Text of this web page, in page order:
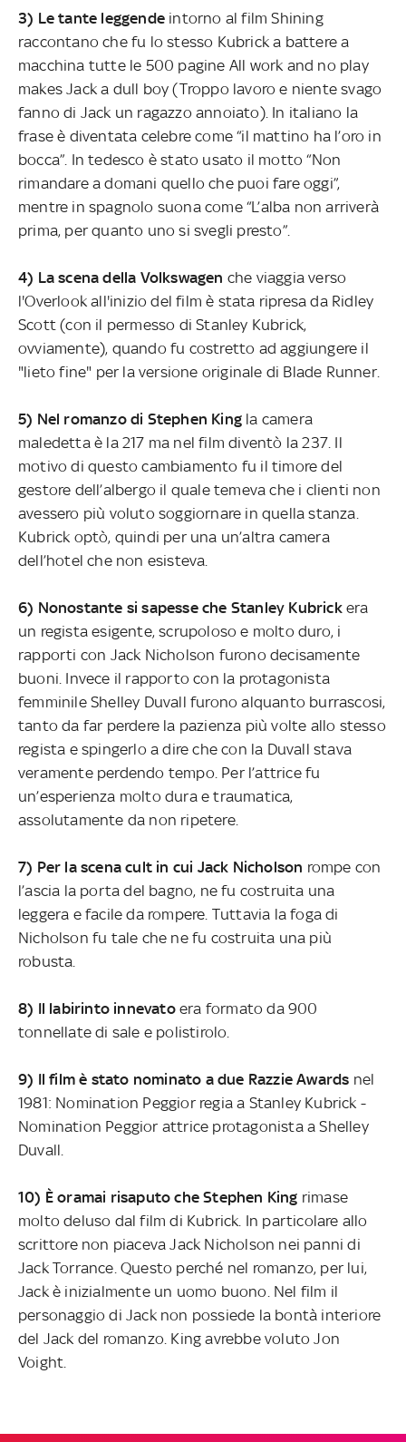
3) Le tante leggende intorno al film Shining
raccontano che fu lo stesso Kubrick a battere a
macchina tutte le 500 pagine All work and no play
makes Jack a dull boy (Troppo lavoro e niente svago
fanno di Jack un ragazzo annoiato). In italiano la
frase è diventata celebre come “il mattino ha l’oro in
bocca”. In tedesco è stato usato il motto “Non
rimandare a domani quello che puoi fare oggi”,
mentre in spagnolo suona come “L’alba non arriverà
prima, per quanto uno si svegli presto”.
4) La scena della Volkswagen che viaggia verso
l'Overlook all'inizio del film è stata ripresa da Ridley
Scott (con il permesso di Stanley Kubrick,
ovviamente), quando fu costretto ad aggiungere il
"lieto fine" per la versione originale di Blade Runner.
5) Nel romanzo di Stephen King la camera
maledetta è la 217 ma nel film diventò la 237. Il
motivo di questo cambiamento fu il timore del
gestore dell’albergo il quale temeva che i clienti non
avessero più voluto soggiornare in quella stanza.
Kubrick optò, quindi per una un’altra camera
dell’hotel che non esisteva.
6) Nonostante si sapesse che Stanley Kubrickera
un regista esigente, scrupoloso e molto duro, i
rapporti con Jack Nicholson furono decisamente
buoni. Invece il rapporto con la protagonista
femminile Shelley Duvall furono alquanto burrascosi,
tanto da far perdere la pazienza più volte allo stesso
regista e spingerlo a dire che con la Duvall stava
veramente perdendo tempo. Per l’attrice fu
un’esperienza molto dura e traumatica,
assolutamente da non ripetere.
7) Per la scena cult in cui Jack Nicholson rompe con
l’ascia la porta del bagno, ne fu costruita una
leggera e facile da rompere. Tuttavia la foga di
Nicholson fu tale che ne fu costruita una più
robusta.
8) Il labirinto innevatoera formato da 900
tonnellate di sale e polistirolo.
9) Il film è stato nominato a due Razzie Awards nel
1981: Nomination Peggior regia a Stanley Kubrick -
Nomination Peggior attrice protagonista a Shelley
Duvall.
10) È oramai risaputo che Stephen King rimase
molto deluso dal film di Kubrick. In particolare allo
scrittore non piaceva Jack Nicholson nei panni di
Jack Torrance. Questo perché nel romanzo, per lui,
Jack è inizialmente un uomo buono. Nel film il
personaggio di Jack non possiede la bontà interiore
del Jack del romanzo. King avrebbe voluto Jon
Voight.